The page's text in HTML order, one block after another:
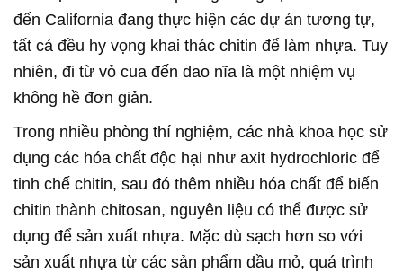
đến California đang thực hiện các dự án tương tự,
tất cả đều hy vọng khai thác chitin để làm nhựa. Tuy
nhiên, đi từ vỏ cua đến dao nĩa là một nhiệm vụ
không hề đơn giản.
Trong nhiều phòng thí nghiệm, các nhà khoa học sử
dụng các hóa chất độc hại như axit hydrochloric để
tinh chế chitin, sau đó thêm nhiều hóa chất để biến
chitin thành chitosan, nguyên liệu có thể được sử
dụng để sản xuất nhựa. Mặc dù sạch hơn so với
sản xuất nhựa từ các sản phẩm dầu mỏ, quá trình